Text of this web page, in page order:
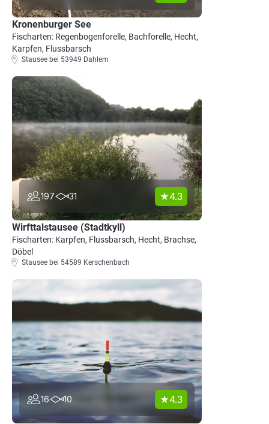
Kronenburger See
Fischarten: Regenbogenforelle, Bachforelle, Hecht,
Karpfen, Flussbarsch
Stausee bei 53949 Dahlem
197 31 4.3
Wirfttalstausee (Stadtkyll)
Fischarten: Karpfen, Flussbarsch, Hecht, Brachse,
Döbel
Stausee bei 54589 Kerschenbach
16 10 4.3